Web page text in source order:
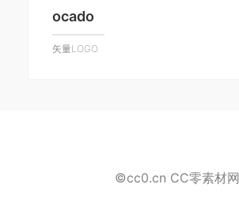
ocado
矢量LOGO
©cc0.cn CC零素材网